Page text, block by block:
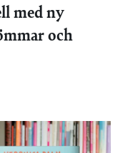
med ny
och